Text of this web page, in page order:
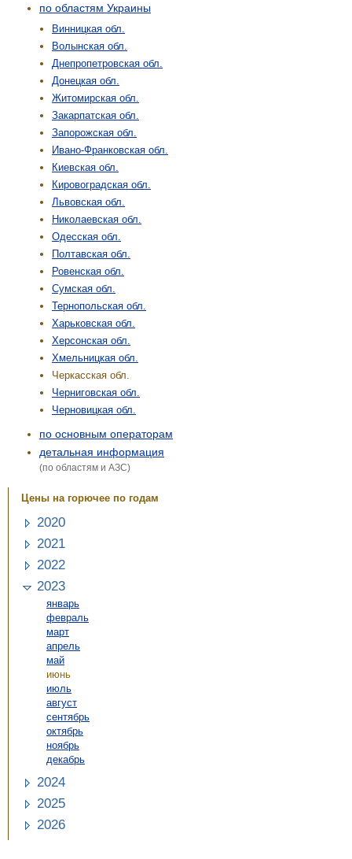
по областям Украины
Винницкая обл.
Волынская обл.
Днепропетровская обл.
Донецкая обл.
Житомирская обл.
Закарпатская обл.
Запорожская обл.
Ивано-Франковская обл.
Киевская обл.
Кировоградская обл.
Львовская обл.
Николаевская обл.
Одесская обл.
Полтавская обл.
Ровенская обл.
Сумская обл.
Тернопольская обл.
Харьковская обл.
Херсонская обл.
Хмельницкая обл.
Черкасская обл.
Черниговская обл.
Черновицкая обл.
по основным операторам
детальная информация
(по областям и АЗС)
Цены на горючее по годам
2020
2021
2022
2023
январь
февраль
март
апрель
май
июнь
июль
август
сентябрь
октябрь
ноябрь
декабрь
2024
2025
2026